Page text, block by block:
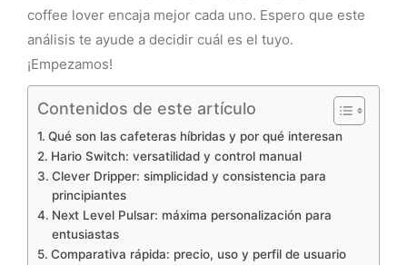
coffee lover encaja mejor cada uno. Espero que este
análisis te ayude a decidir cuál es el tuyo.
¡Empezamos!
Contenidos de este artículo
Qué son las cafeteras híbridas y por qué interesan
Hario Switch: versatilidad y control manual
Clever Dripper: simplicidad y consistencia para
principiantes
Next Level Pulsar: máxima personalización para
entusiastas
Comparativa rápida: precio, uso y perfil de usuario